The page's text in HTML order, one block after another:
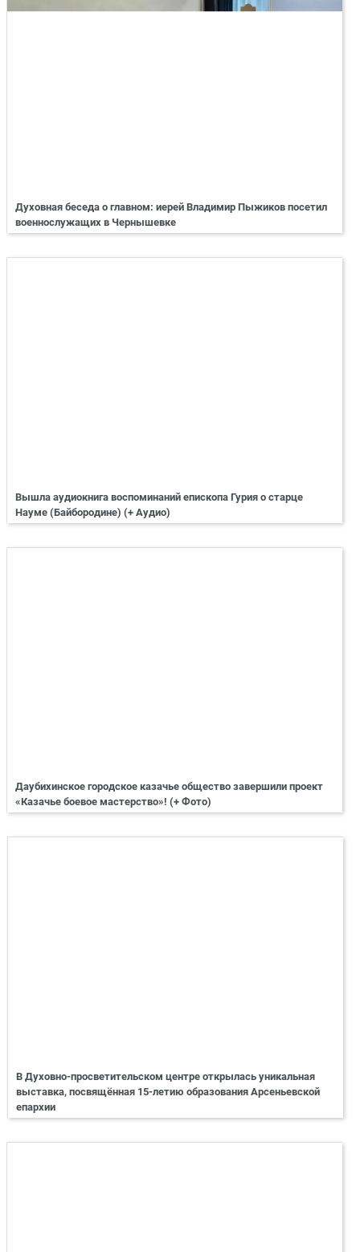
Духовная беседа о главном: иерей Владимир Пыжиков посетил
военнослужащих в Чернышевке
Вышла аудиокнига воспоминаний епископа Гурия о старце
Науме (Байбородине) (+ Аудио)
Даубихинское городское казачье общество завершили проект
«Казачье боевое мастерство»! (+ Фото)
В Духовно-просветительском центре открылась уникальная
выставка, посвящённая 15-летию образования Арсеньевской
епархии